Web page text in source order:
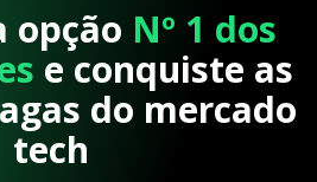
opção Nº 1 dos
e conquiste as
do mercado
tech